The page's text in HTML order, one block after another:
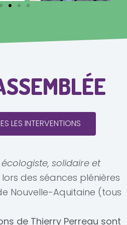
LES INTERVENTIONS
écologiste, solidaire et
des séances plénières
Nouvelle-Aquitaine (tous
de Thierry Perreau sont